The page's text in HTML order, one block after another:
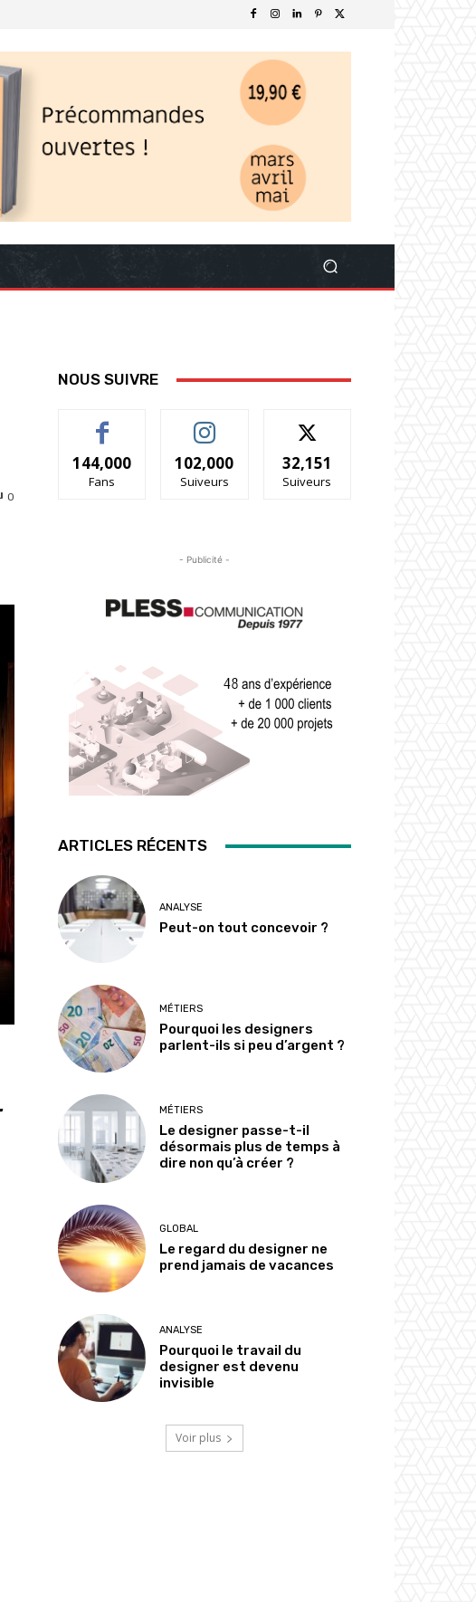
0
NOUS SUIVRE
144,000
Fans
102,000
Suiveurs
32,151
Suiveurs
- Publicité -
ARTICLES RÉCENTS
ANALYSE
Peut-on tout concevoir ?
MÉTIERS
Pourquoi les designers
parlent-ils si peu d’argent ?
MÉTIERS
Le designer passe-t-il
désormais plus de temps à
dire non qu’à créer ?
GLOBAL
Le regard du designer ne
prend jamais de vacances
ANALYSE
Pourquoi le travail du
designer est devenu
invisible
Voir plus